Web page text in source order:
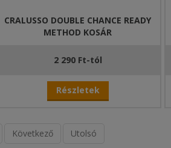
CRALUSSO DOUBLE CHANCE READY
METHOD KOSÁR
2 290 Ft-tól
Részletek
Következő Utolsó